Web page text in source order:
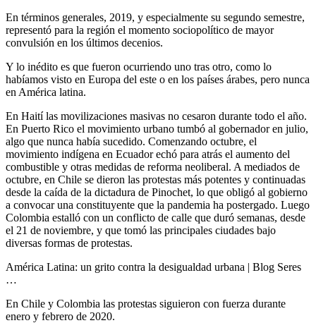
En términos generales, 2019, y especialmente su segundo semestre,
representó para la región el momento sociopolítico de mayor
convulsión en los últimos decenios.
Y lo inédito es que fueron ocurriendo uno tras otro, como lo
habíamos visto en Europa del este o en los países árabes, pero nunca
en América latina.
En Haití las movilizaciones masivas no cesaron durante todo el año.
En Puerto Rico el movimiento urbano tumbó al gobernador en julio,
algo que nunca había sucedido. Comenzando octubre, el
movimiento indígena en Ecuador echó para atrás el aumento del
combustible y otras medidas de reforma neoliberal. A mediados de
octubre, en Chile se dieron las protestas más potentes y continuadas
desde la caída de la dictadura de Pinochet, lo que obligó al gobierno
a convocar una constituyente que la pandemia ha postergado. Luego
Colombia estalló con un conflicto de calle que duró semanas, desde
el 21 de noviembre, y que tomó las principales ciudades bajo
diversas formas de protestas.
América Latina: un grito contra la desigualdad urbana | Blog Seres
…
En Chile y Colombia las protestas siguieron con fuerza durante
enero y febrero de 2020.